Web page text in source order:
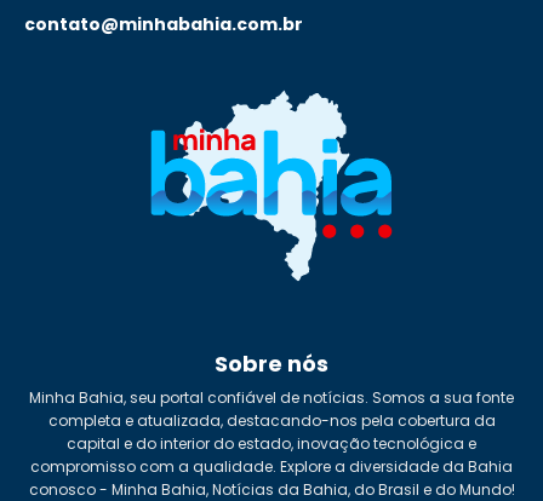
contato@minhabahia.com.br
Sobre nós
Minha Bahia, seu portal confiável de notícias. Somos a sua fonte
completa e atualizada, destacando-nos pela cobertura da
capital e do interior do estado, inovação tecnológica e
compromisso com a qualidade. Explore a diversidade da Bahia
conosco - Minha Bahia, Notícias da Bahia, do Brasil e do Mundo!